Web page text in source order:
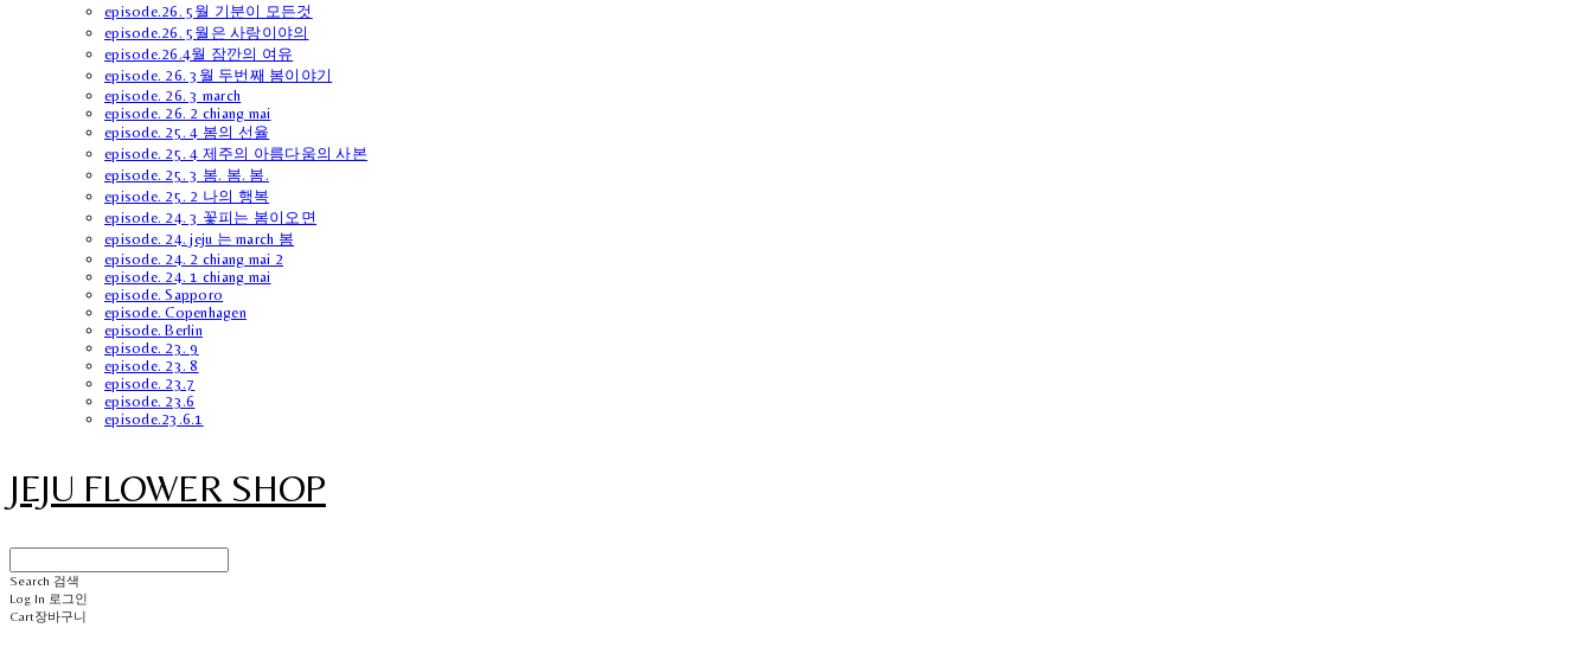
episode.26. 5월 기분이 모든것
episode.26. 5월은 사랑이야의
episode.26.4월 잠깐의 여유
episode. 26. 3월 두번째 봄이야기
episode. 26. 3 march
episode. 26. 2 chiang mai
episode. 25. 4 봄의 선율
episode. 25. 4 제주의 아름다움의 사본
episode. 25. 3 봄. 봄. 봄.
episode. 25. 2 나의 행복
episode. 24. 3 꽃피는 봄이오면
episode. 24. jeju 는 march 봄
episode. 24. 2 chiang mai 2
episode. 24. 1 chiang mai
episode. Sapporo
episode. Copenhagen
episode. Berlin
episode. 23. 9
episode. 23. 8
episode. 23.7
episode. 23.6
episode.23.6.1
JEJU FLOWER SHOP
Search 검색
Log In 로그인
Cart장바구니